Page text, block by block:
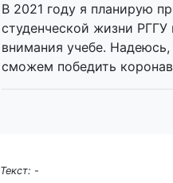
В 2021 году я планирую
студенческой жизни
внимания учебе.
сможем победить
Текст: -